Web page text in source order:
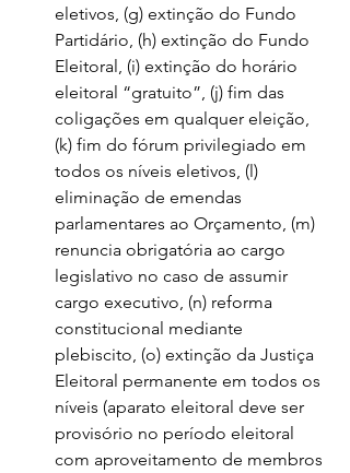
eletivos, (g) extinção do Fundo
Partidário, (h) extinção do Fundo
Eleitoral, (i) extinção do horário
eleitoral “gratuito”, (j) fim das
coligações em qualquer eleição,
(k) fim do fórum privilegiado em
todos os níveis eletivos, (l)
eliminação de emendas
parlamentares ao Orçamento, (m)
renuncia obrigatória ao cargo
legislativo no caso de assumir
cargo executivo, (n) reforma
constitucional mediante
plebiscito, (o) extinção da Justiça
Eleitoral permanente em todos os
níveis (aparato eleitoral deve ser
provisório no período eleitoral
com aproveitamento de membros